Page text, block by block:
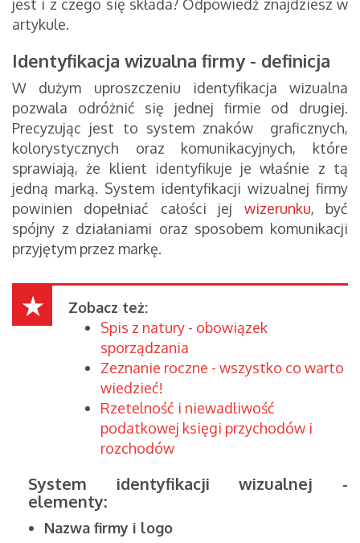
jest i z czego się składa? Odpowiedź znajdziesz w
artykule.
Identyfikacja wizualna firmy - definicja
W dużym uproszczeniu identyfikacja wizualna
pozwala odróżnić się jednej firmie od drugiej.
Precyzując jest to system znaków graficznych,
kolorystycznych oraz komunikacyjnych, które
sprawiają, że klient identyfikuje je właśnie z tą
jedną marką. System identyfikacji wizualnej firmy
powinien dopełniać całości jej wizerunku, być
spójny z działaniami oraz sposobem komunikacji
przyjętym przez markę.
Zobacz też:
Spis z natury - obowiązek
sporządzania
Zeznanie roczne - wszystko co warto
wiedzieć!
Rzetelność i niewadliwość
podatkowej księgi przychodów i
rozchodów
System identyfikacji wizualnej -
elementy:
Nazwa firmy i logo